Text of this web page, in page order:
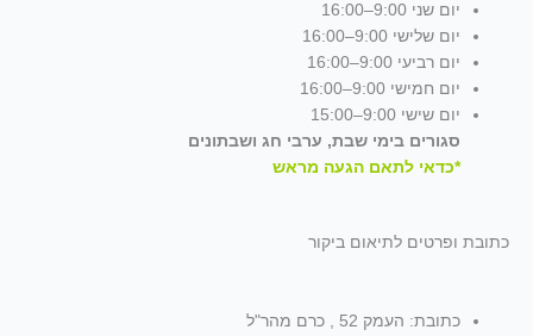
יום שני 9:00–16:00
יום שלישי 9:00–16:00
יום רביעי 9:00–16:00
יום חמישי 9:00–16:00
יום שישי 9:00–15:00
סגורים בימי שבת, ערבי חג ושבתונים
*כדאי לתאם הגעה מראש
כתובת ופרטים לתיאום ביקור
כתובת: העמק 52 , כרם מהר"ל